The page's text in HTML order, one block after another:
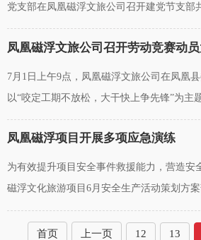
党支部在凤凰磁浮文旅公司召开建党节支部
磁浮集团党支部、湖南磁浮研究中心党支部
党支部、中铁五局凤凰磁浮
凤凰磁浮文旅公司召开劳动竞赛动
7月1日上午9点，凤凰磁浮文旅公司在凤凰
以“咬定工期不放松，大干快上争先锋”为主
会议由公司工程总监梁潇主持，公司全体员
中铁五局、湖南路桥、长
凤凰磁浮项目开展多项应急演练
为有效提升项目安全事件救援能力，营造安
磁浮文化旅游项目6月安全生产活动策划方
凰磁浮文化旅游有限责任公司组织项目施工
动，中铁一局在车辆段开展了起重伤
首页 上一页 12 13